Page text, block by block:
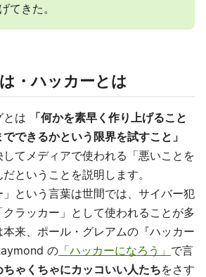
てきた。
・ハッカーとは
とは
「何かを素早く作り上げること
できるかという限界を試すこと」
てメディアで使われる「悪いことを
ということを説明します。
という言葉は世間では、サイバー犯
ラッカー」として使われることが多
来、ポール・グレアムの『ハッカー
の 「ハッカーになろう」 で言
ちゃくちゃにカッコいい人たちをさす